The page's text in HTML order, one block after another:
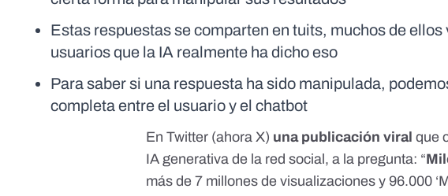
Estas respuestas se comparten en tuits, muchos de
usuarios que la IA realmente ha dicho eso
Para saber si una respuesta ha sido manipulada,
completa entre el usuario y el chatbot
En Twitter (ahora X) una publicación viral que
IA generativa de la red social , a la pregunta: “
más de 7 millones de visualizaciones y 96.000